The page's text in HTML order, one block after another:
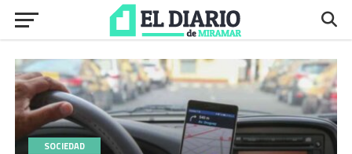
SOCIEDAD